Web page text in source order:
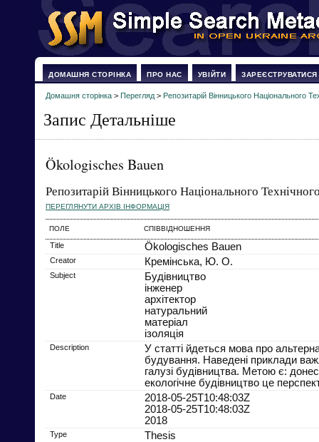
ДОМАШНЯ СТОРІНКА ПРО НАС УВІЙТИ ЗАРЕЄСТРУВАТИСЯ
Домашня сторінка > Перегляд > Репозитарій Вінницького Національного
Запис Детальніше
Ökologisches Bauen
Репозитарій Вінницького Національного
ПЕРЕГЛЯНУТИ АРХІВ ІНФОРМАЦІЯ
ПОЛЕ СПІВВІДНОШЕННЯ
Title Ökologisches Bauen
Creator Кремінська, Ю. О.
Subject
Будівництво
інженер
архітектор
натуральний
матеріал
ізоляція
Description
У статті йдеться мова про
будування. Наведені приклади
галузі будівництва. Метою є:
екологічне будівництво це
Date
2018-05-25T10:48:03Z
2018-05-25T10:48:03Z
2018
Type Thesis